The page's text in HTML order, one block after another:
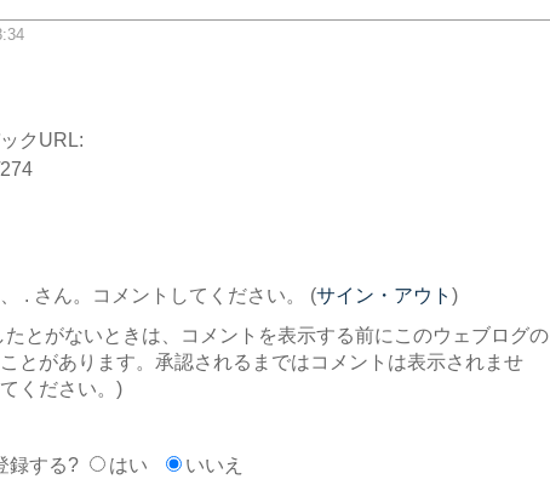
クURL:
. さん。コメントしてください。 (サイン・アウト )
とがないときは、コメントを表示する前にこのウェブログの
とがあります。承認されるまではコメントは表示されませ
ください。)
録する?
はい いいえ